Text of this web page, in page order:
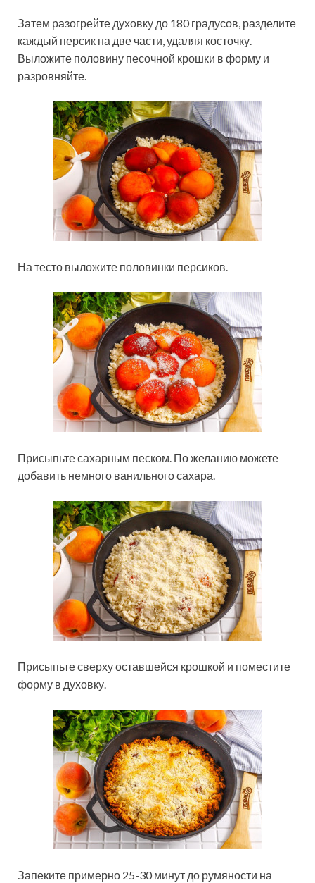
Затем разогрейте духовку до 180 градусов, разделите
каждый персик на две части, удаляя косточку.
Выложите половину песочной крошки в форму и
разровняйте.
На тесто выложите половинки персиков.
Присыпьте сахарным песком. По желанию можете
добавить немного ванильного сахара.
Присыпьте сверху оставшейся крошкой и поместите
форму в духовку.
Запеките примерно 25-30 минут до румяности на